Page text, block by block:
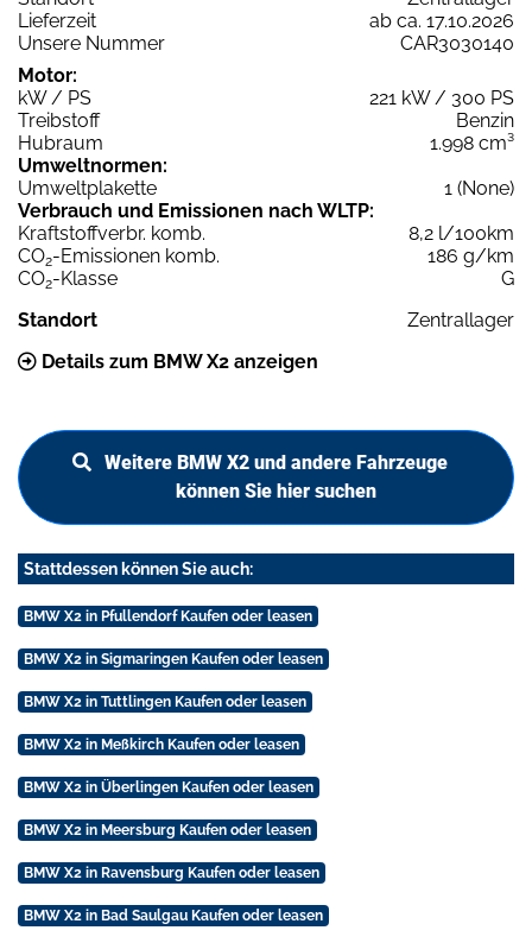
Lieferzeit
ab ca. 17.10.2026
Unsere Nummer
CAR3030140
Motor:
kW / PS
221 kW / 300 PS
Treibstoff
Benzin
Hubraum
1.998 cm³
Umweltnormen:
Umweltplakette
1 (None)
Verbrauch und Emissionen nach WLTP:
Kraftstoffverbr. komb.
8,2 l/100km
CO2-Emissionen komb.
186 g/km
CO2-Klasse
G
Standort
Zentrallager
Details zum BMW X2 anzeigen
Weitere BMW X2 und andere Fahrzeuge
können Sie hier suchen
Stattdessen können Sie auch:
BMW X2 in Pfullendorf Kaufen oder leasen
BMW X2 in Sigmaringen Kaufen oder leasen
BMW X2 in Tuttlingen Kaufen oder leasen
BMW X2 in Meßkirch Kaufen oder leasen
BMW X2 in Überlingen Kaufen oder leasen
BMW X2 in Meersburg Kaufen oder leasen
BMW X2 in Ravensburg Kaufen oder leasen
BMW X2 in Bad Saulgau Kaufen oder leasen